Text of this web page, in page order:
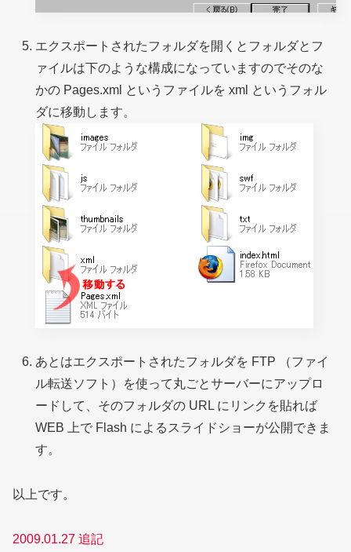
エクスポートされたフォルダを開くとフォルダとフ
ァイルは下のような構成になっていますのでそのな
かの Pages.xml というファイルを xml というフォル
ダに移動します。
あとはエクスポートされたフォルダを FTP （ファイ
ル転送ソフト）を使って丸ごとサーバーにアップロ
ードして、そのフォルダの URL にリンクを貼れば
WEB 上で Flash によるスライドショーが公開できま
す。
以上です。
2009.01.27 追記